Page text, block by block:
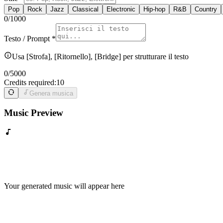
Pop Rock Jazz Classical Electronic Hip-hop R&B Country
0/1000
Testo / Prompt*
Usa [Strofa], [Ritornello], [Bridge] per strutturare il testo
0/5000
Credits required:10
Genera musica
Music Preview
Your generated music will appear here